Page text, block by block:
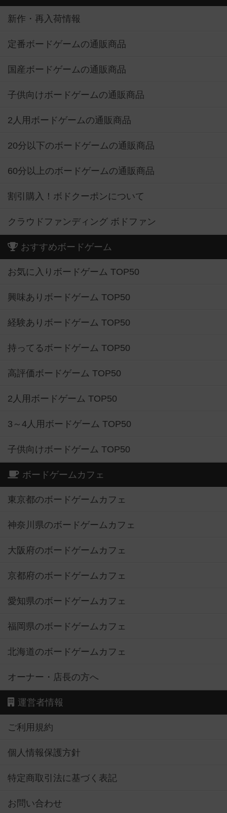
新作・再入荷情報
定番ボードゲームの通販商品
国産ボードゲームの通販商品
子供向けボードゲームの通販商品
2人用ボードゲームの通販商品
20分以下のボードゲームの通販商品
60分以上のボードゲームの通販商品
割引購入！ボドクーポンについて
クラウドファンディング ボドファン
おすすめボードゲーム
お気に入りボードゲーム TOP50
興味ありボードゲーム TOP50
経験ありボードゲーム TOP50
持ってるボードゲーム TOP50
高評価ボードゲーム TOP50
2人用ボードゲーム TOP50
3～4人用ボードゲーム TOP50
子供向けボードゲーム TOP50
ボードゲームカフェ
東京都のボードゲームカフェ
神奈川県のボードゲームカフェ
大阪府のボードゲームカフェ
京都府のボードゲームカフェ
愛知県のボードゲームカフェ
福岡県のボードゲームカフェ
北海道のボードゲームカフェ
オーナー・店長の方へ
運営者情報
ご利用規約
個人情報保護方針
特定商取引法に基づく表記
お問い合わせ